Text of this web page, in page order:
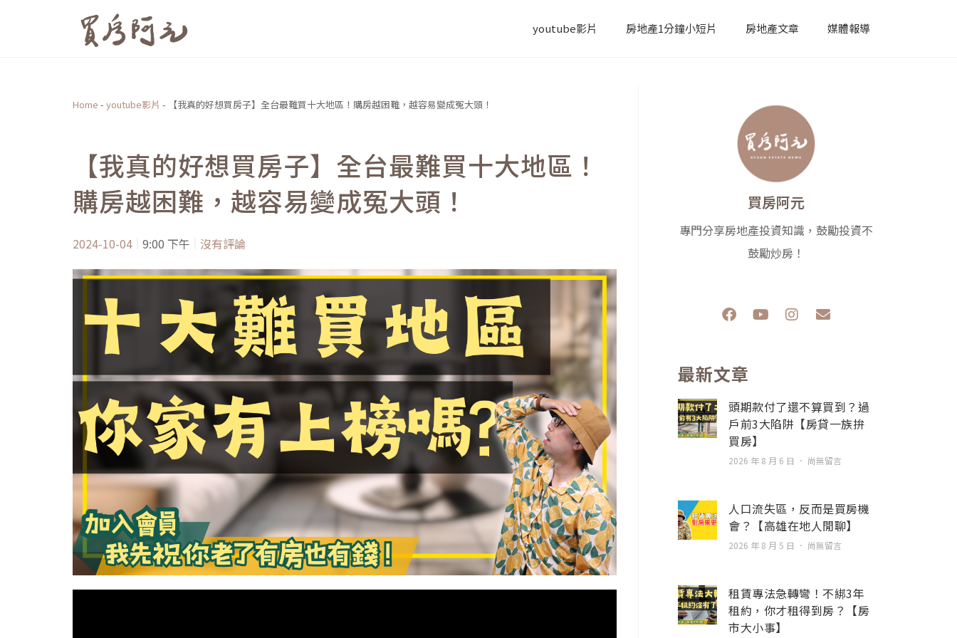
youtube影片 房地產1分鐘小短片 房地產文章 媒體報導
Home - youtube影片 - 【我真的好想買房子】全台最難買十大地區！購房越困難，越容易變成冤大頭！
【我真的好想買房子】全台最難買十大地區！
購房越困難，越容易變成冤大頭！
2024-10-04 9:00 下午 沒有評論
買房阿元
專門分享房地產投資知識，鼓勵投資不
鼓勵炒房！
F
a
b
o
o
k
Y
o
e
I
n
r
a
m
E
n
p
e
最新文章
頭期款付了還不算買到？過
戶前3大陷阱【房貸一族拚
買房】
2026 年 8 月 6 日 尚無留言
人口流失區，反而是買房機
會？【高雄在地人閒聊】
2026 年 8 月 5 日 尚無留言
租賃專法急轉彎！不綁3年
租約，你才租得到房？【房
市大小事】